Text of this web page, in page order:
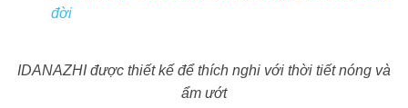
đời
IDANAZHI được thiết kế để thích nghi với thời tiết nóng và
ẩm ướt